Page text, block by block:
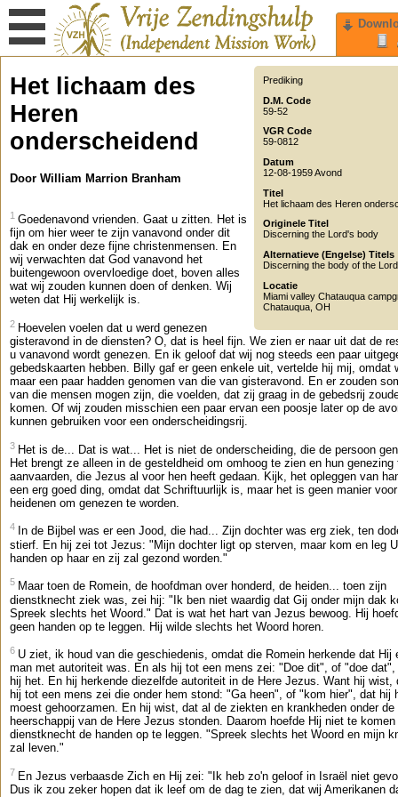
Prediking
D.M. Code
59-52
VGR Code
59-0812
Datum
12-08-1959 Avond
Titel
Het lichaam des Heren
Originele Titel
Discerning the Lord's body
Alternatieve (Engelse) Titels
Discerning the body of the Lord
Locatie
Miami valley Chatauqua
Chatauqua OH
Het lichaam des
Heren
onderscheidend
Door William Marrion Branham
1 Goedenavond vrienden. Gaat u zitten. Het is
fijn om hier weer te zijn vanavond onder dit
dak en onder deze fijne christenmensen. En
wij verwachten dat God vanavond het
buitengewoon overvloedige doet, boven alles
wat wij zouden kunnen doen of denken. Wij
weten dat Hij werkelijk is.
2 Hoevelen voelen dat u werd genezen
gisteravond in de diensten? O, dat is heel fijn. We zien er naar uit dat de
u vanavond wordt genezen. En ik geloof dat wij nog steeds een paar
gebedskaarten hebben. Billy gaf er geen enkele uit, vertelde hij mij, omdat
maar een paar hadden genomen van die van gisteravond. En er zouden
van die mensen mogen zijn, die voelden, dat zij graag in de gebedsrij
komen. Of wij zouden misschien een paar ervan een poosje later op de
kunnen gebruiken voor een onderscheidingsrij.
3 Het is de... Dat is wat... Het is niet de onderscheiding, die de persoon
Het brengt ze alleen in de gesteldheid om omhoog te zien en hun genezing
aanvaarden, die Jezus al voor hen heeft gedaan. Kijk, het opleggen van
een erg goed ding, omdat dat Schriftuurlijk is, maar het is geen manier
heidenen om genezen te worden.
4 In de Bijbel was er een Jood, die had... Zijn dochter was erg ziek, ten
stierf. En hij zei tot Jezus: "Mijn dochter ligt op sterven, maar kom en leg
handen op haar en zij zal gezond worden."
5 Maar toen de Romein, de hoofdman over honderd, de heiden... toen zijn
dienstknecht ziek was, zei hij: "Ik ben niet waardig dat Gij onder mijn dak
Spreek slechts het Woord." Dat is wat het hart van Jezus bewoog. Hij
geen handen op te leggen. Hij wilde slechts het Woord horen.
6 U ziet, ik houd van die geschiedenis, omdat die Romein herkende dat Hij
man met autoriteit was. En als hij tot een mens zei: "Doe dit", of "doe dat",
hij het. En hij herkende diezelfde autoriteit in de Here Jezus. Want hij wist,
hij tot een mens zei die onder hem stond: "Ga heen", of "kom hier", dat hij
moest gehoorzamen. En hij wist, dat al de ziekten en krankheden onder de
heerschappij van de Here Jezus stonden. Daarom hoefde Hij niet te
dienstknecht de handen op te leggen. "Spreek slechts het Woord en mijn
zal leven."
7 En Jezus verbaasde Zich en Hij zei: "Ik heb zo'n geloof in Israël niet
Dus ik zou zeker hopen dat ik leef om de dag te zien, dat wij Amerikanen